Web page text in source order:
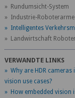
» Rundumsicht-System
» Industrie-Roboterarme
» Intelligentes
» Landwirtschaft
VERWANDTE LINKS
» Why are HDR
vision use cases?
» How embedded